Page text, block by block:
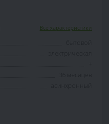
Все характеристики